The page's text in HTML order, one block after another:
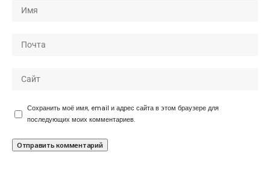
Сохранить моё имя, email и адрес сайта в этом браузере для
последующих моих комментариев.